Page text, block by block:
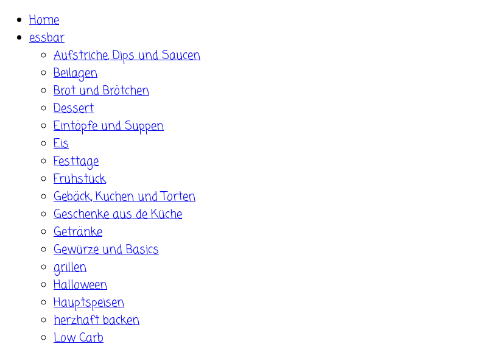
Skip
content
Home
essbar
Aufstriche, Dips und Saucen
Beilagen
Brot und Brötchen
Dessert
Eintöpfe und Suppen
Eis
Festtage
Frühstück
Gebäck, Kuchen und Torten
Geschenke aus de Küche
Getränke
Gewürze und Basics
grillen
Halloween
Hauptspeisen
herzhaft backen
Low Carb